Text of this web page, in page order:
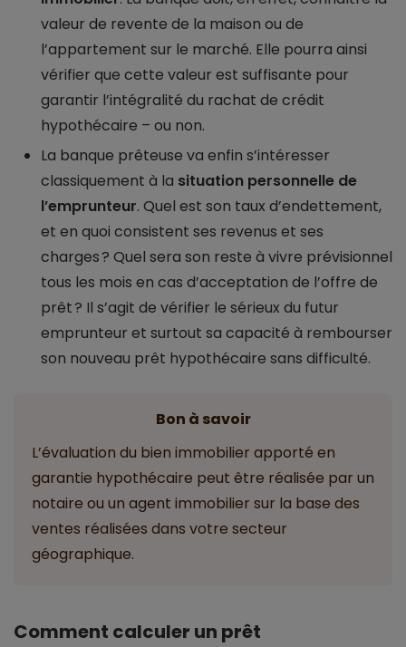
valeur de revente de la maison ou de
l’appartement sur le marché. Elle pourra ainsi
vérifier que cette valeur est suffisante pour
garantir l’intégralité du rachat de crédit
hypothécaire – ou non.
La banque prêteuse va enfin s’intéresser
classiquement à la situation personnelle de
l’emprunteur. Quel est son taux d’endettement,
et en quoi consistent ses revenus et ses
charges ? Quel sera son reste à vivre prévisionnel
tous les mois en cas d’acceptation de l’offre de
prêt ? Il s’agit de vérifier le sérieux du futur
emprunteur et surtout sa capacité à rembourser
son nouveau prêt hypothécaire sans difficulté.
Bon à savoir
L’évaluation du bien immobilier apporté en
garantie hypothécaire peut être réalisée par un
notaire ou un agent immobilier sur la base des
ventes réalisées dans votre secteur
géographique.
Comment calculer un prêt